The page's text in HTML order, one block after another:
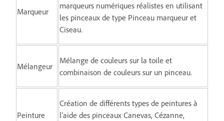
Marqueur
marqueurs numériques réalistes en utilisant
les pinceaux de type Pinceau marqueur et
Ciseau.
Mélangeur
Mélange de couleurs sur la toile et
combinaison de couleurs sur un pinceau.
Peinture
Création de différents types de peintures à
l’aide des pinceaux Canevas, Cézanne,